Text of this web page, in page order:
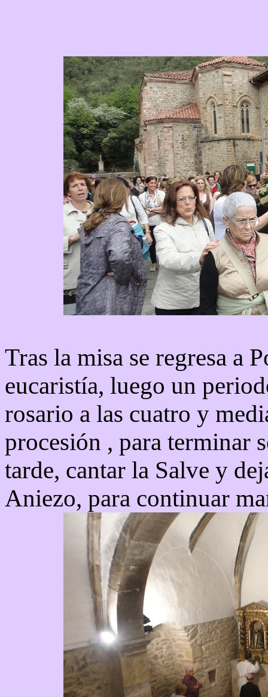
Tras la misa se regresa a
eucaristía, luego un
rosario a las cuatro y
procesión , para terminar
tarde, cantar la Salve y
Aniezo, para continuar